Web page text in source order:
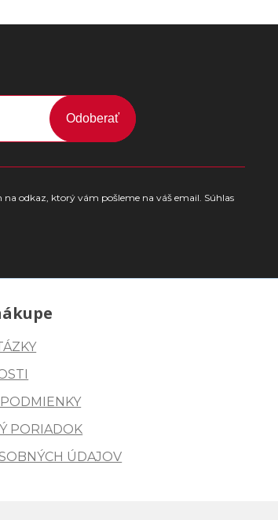
Odoberať
odkaz, ktorý vám pošleme na váš email. Súhlas
PORIADOK
ÚDAJOV